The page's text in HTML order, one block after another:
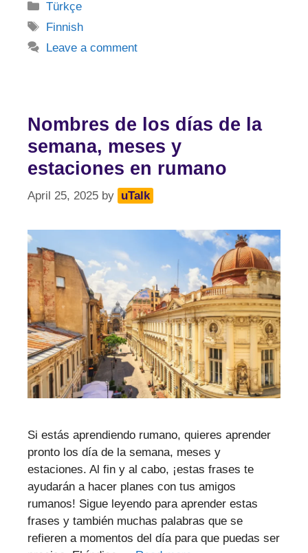
Categories
Türkçe
Tags
Finnish
Leave a comment
Nombres de los días de la
semana, meses y
estaciones en rumano
April 25, 2025 by uTalk
Si estás aprendiendo rumano, quieres aprender
pronto los día de la semana, meses y
estaciones. Al fin y al cabo, ¡estas frases te
ayudarán a hacer planes con tus amigos
rumanos! Sigue leyendo para aprender estas
frases y también muchas palabras que se
refieren a momentos del día para que puedas ser